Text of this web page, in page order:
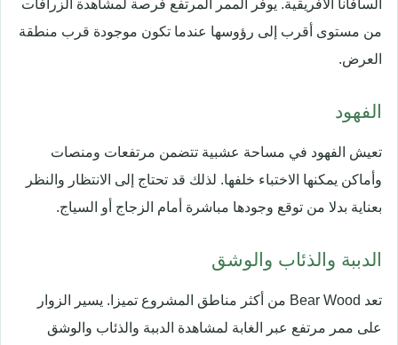
السافانا الأفريقية. يوفر الممر المرتفع فرصة لمشاهدة الزرافات
من مستوى أقرب إلى رؤوسها عندما تكون موجودة قرب منطقة
العرض.
الفهود
تعيش الفهود في مساحة عشبية تتضمن مرتفعات ومنصات
وأماكن يمكنها الاختباء خلفها. لذلك قد تحتاج إلى الانتظار والنظر
بعناية بدلا من توقع وجودها مباشرة أمام الزجاج أو السياج.
الدببة والذئاب والوشق
تعد Bear Wood من أكثر مناطق المشروع تميزا. يسير الزوار
على ممر مرتفع عبر الغابة لمشاهدة الدببة والذئاب والوشق